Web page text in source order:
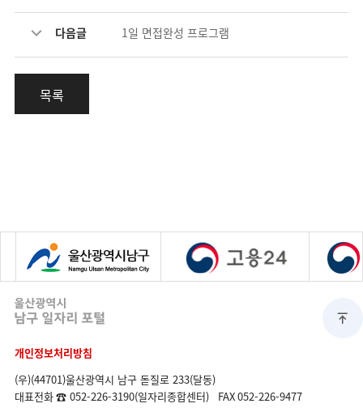
다음글 1일 면접완성 프로그램
목록
개인정보처리방침
(우)(44701)울산광역시 남구 돋질로 233(달동)
대표전화☎ 052-226-3190(일자리종합센터) FAX052-226-9477